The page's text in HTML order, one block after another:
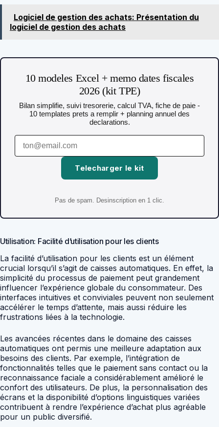
Logiciel de gestion des achats: Présentation du
logiciel de gestion des achats
10 modeles Excel + memo dates fiscales
2026 (kit TPE)
Bilan simplifie, suivi tresorerie, calcul TVA, fiche de paie -
10 templates prets a remplir + planning annuel des
declarations.
Telecharger le kit
Pas de spam. Desinscription en 1 clic.
Utilisation: Facilité d’utilisation pour les clients
La facilité d’utilisation pour les clients est un élément
crucial lorsqu’il s’agit de caisses automatiques. En effet, la
simplicité du processus de paiement peut grandement
influencer l’expérience globale du consommateur. Des
interfaces intuitives et conviviales peuvent non seulement
accélérer le temps d’attente, mais aussi réduire les
frustrations liées à la technologie.
Les avancées récentes dans le domaine des caisses
automatiques ont permis une meilleure adaptation aux
besoins des clients. Par exemple, l’intégration de
fonctionnalités telles que le paiement sans contact ou la
reconnaissance faciale a considérablement amélioré le
confort des utilisateurs. De plus, la personnalisation des
écrans et la disponibilité d’options linguistiques variées
contribuent à rendre l’expérience d’achat plus agréable
pour un public diversifié.